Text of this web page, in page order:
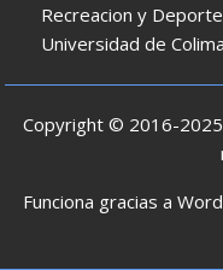
Recreacion y Deporte
Universidad de Colima
Copyright © 2016-
Funciona gracias a